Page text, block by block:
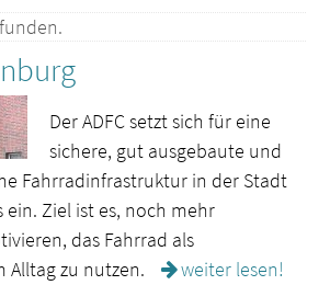
Der ADFC setzt sich für eine
sichere, gut ausgebaute und
Fahrradinfrastruktur in der Stadt
ein. Ziel ist es, noch mehr
das Fahrrad als
Alltag zu nutzen.
weiter lesen!